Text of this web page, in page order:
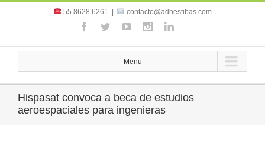
55 8628 6261 contacto@adhestibas.com
Menu
Hispasat convoca a beca de estudios
aeroespaciales para ingenieras